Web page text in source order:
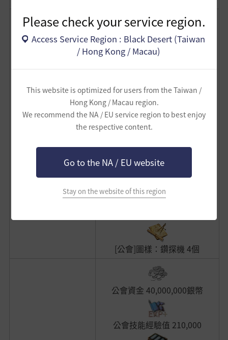
Please check your service region.
Access Service Region : Black Desert (Taiwan
/ Hong Kong / Macau)
This website is optimized for users from the Taiwan /
Hong Kong / Macau region.
We recommend the NA / EU service region to best enjoy
the respective content.
Go to the NA / EU website
Stay on the website of this region
擊殺所有怪物
公會資金 30,000,000銀幣
[活動]殘月公會支援品 10個
[公會]憤怒的精髓 1個
[公會]殘月戰鬥印章 1個
[公會]圖樣：鑽探機 4個
公會資金 40,000,000銀幣
公會技能經驗值 210,000